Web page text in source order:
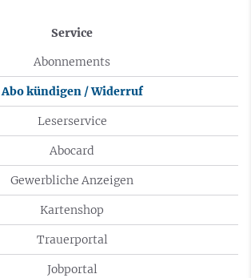
Service
Abonnements
Abo kündigen / Widerruf
Leserservice
Abocard
Gewerbliche Anzeigen
Kartenshop
Trauerportal
Jobportal